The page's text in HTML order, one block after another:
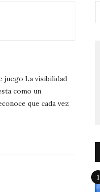
juego La visibilidad
como un
que cada vez
1